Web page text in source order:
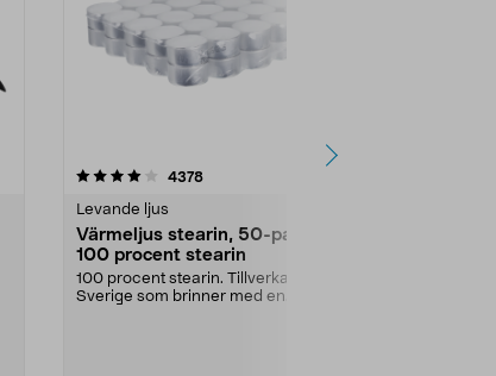
4378recensioner
Levande ljus
Värmeljus stearin, 50-pack,
100 procent stearin
100 procent stearin. Tillverkade i
Sverige som brinner med en
4.5av 5 stjärnor